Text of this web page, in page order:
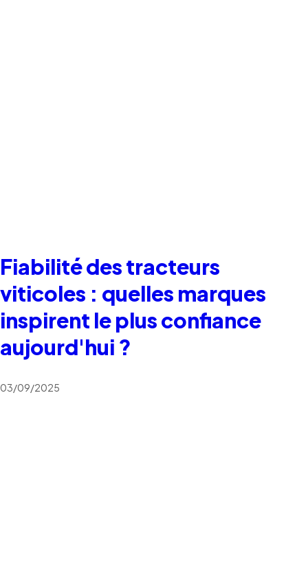
Fiabilité des tracteurs
viticoles : quelles marques
inspirent le plus confiance
aujourd'hui ?
03/09/2025